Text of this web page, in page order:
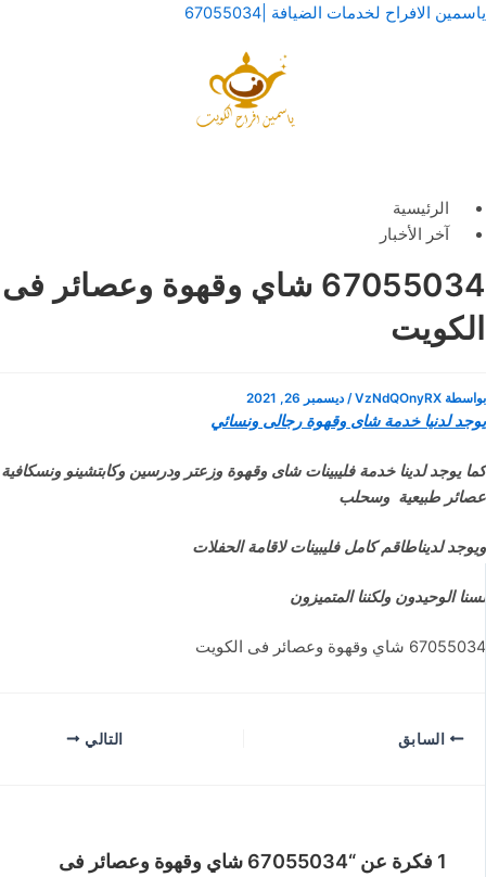
تخطي
ياسمين الافراح لخدمات الضيافة |67055034
القائمة
الرئيسية
آخر الأخبار
67055034 شاي وقهوة وعصائر فى
الكويت
بواسطة VzNdQOnyRX
/ ديسمبر 26, 2021
يوجد لدنيا خدمة شاى وقهوة رجالى ونسائي
كما يوجد لدينا خدمة فليبينات شاى وقهوة وزعتر ودرسين وكابتشينو ونسكافية
عصائر طبيعية وسحلب
ويوجد لديناطاقم كامل فليبينات لاقامة الحفلات
لسنا الوحيدون ولكننا المتميزون
67055034 شاي وقهوة وعصائر فى الكويت
السابق التالي
1 فكرة عن “67055034 شاي وقهوة وعصائر فى
القائمة